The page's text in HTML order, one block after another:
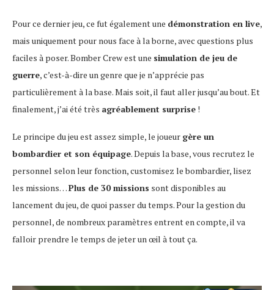
Pour ce dernier jeu, ce fut également une démonstration en live,
mais uniquement pour nous face à la borne, avec questions plus
faciles à poser. Bomber Crew est une simulation de jeu de
guerre, c’est-à-dire un genre que je n’apprécie pas
particulièrement à la base. Mais soit, il faut aller jusqu’au bout. Et
finalement, j’ai été très agréablement surprise !
Le principe du jeu est assez simple, le joueur gère un
bombardier et son équipage. Depuis la base, vous recrutez le
personnel selon leur fonction, customisez le bombardier, lisez
les missions…Plus de 30 missions sont disponibles au
lancement du jeu, de quoi passer du temps. Pour la gestion du
personnel, de nombreux paramètres entrent en compte, il va
falloir prendre le temps de jeter un œil à tout ça.